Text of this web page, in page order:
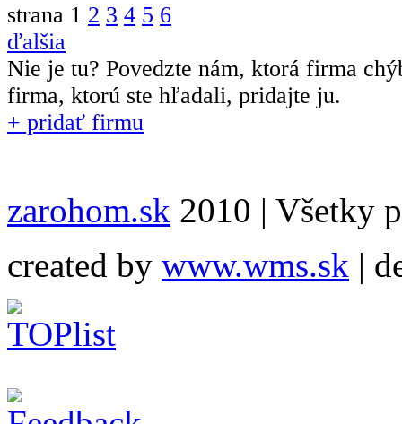
strana 1 2 3 4 5 6
ďalšia
Nie je tu? Povedzte nám, ktorá firma
firma, ktorú ste hľadali, pridajte ju.
+ pridať firmu
zarohom.sk 2010 | Všetky
created by www.wms.sk |